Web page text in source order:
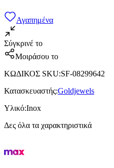
Αγαπημένα
Σύγκρινέ το
Μοιράσου το
ΚΩΔΙΚΟΣ SKU:SF-08299642
Κατασκευαστής:Goldjewels
Υλικό:Inox
Δες όλα τα χαρακτηριστικά